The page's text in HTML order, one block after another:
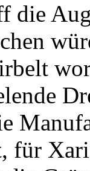
die